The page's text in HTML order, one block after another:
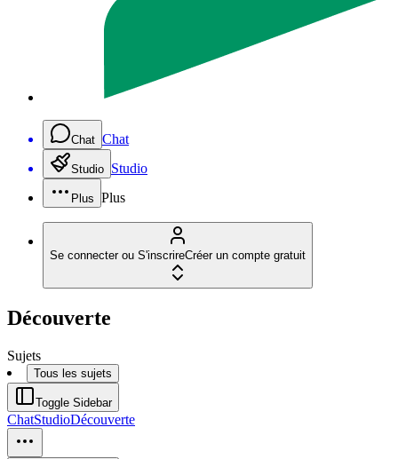
Chat Chat
Studio Studio
Plus Plus
Se connecter ou S'inscrireCréer un compte gratuit
Découverte
Sujets
Tous les sujets
Toggle Sidebar
ChatStudioDécouverte